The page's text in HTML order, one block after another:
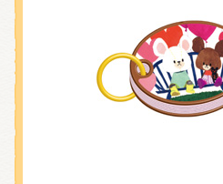
くまのがっこ